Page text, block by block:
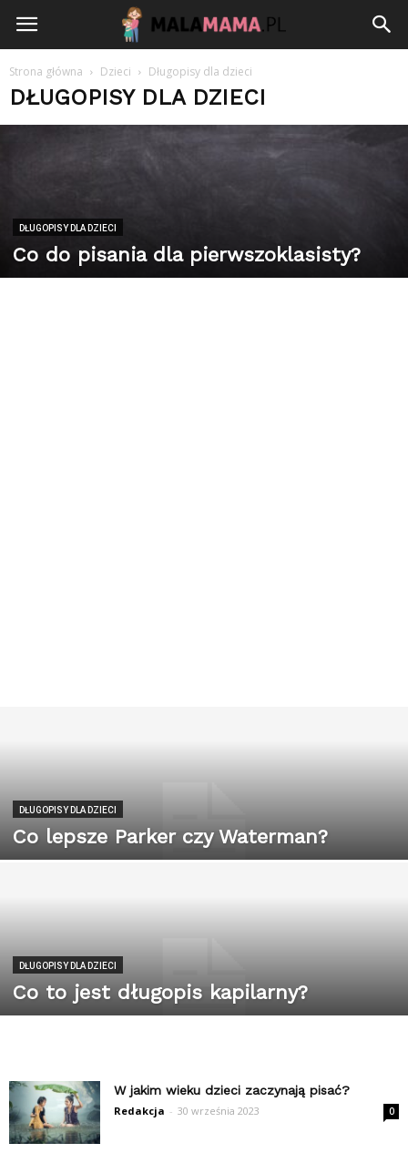
Strona główna Dzieci Długopisy dla dzieci
DŁUGOPISY DLA DZIECI
DŁUGOPISY DLA DZIECI
Co do pisania dla pierwszoklasisty?
DŁUGOPISY DLA DZIECI
Co lepsze Parker czy Waterman?
DŁUGOPISY DLA DZIECI
Co to jest długopis kapilarny?
W jakim wieku dzieci zaczynają pisać?
Redakcja - 30 września 2023 0